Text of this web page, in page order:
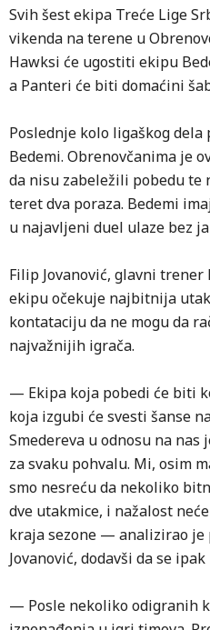
Svih šest ekipa Treće Lige
vikenda na terene u
Hawksi će ugostiti ekipu
a Panteri će biti domaćini
Poslednje kolo ligaškog
Bedemi. Obrenovčanima je
da nisu zabeležili pobedu te
teret dva poraza. Bedemi
u najavljeni duel ulaze bez
Filip Jovanović, glavni
ekipu očekuje najbitnija
kontataciju da ne mogu da
najvažnijih igrača.
— Ekipa koja pobedi će biti
koja izgubi će svesti šanse
Smedereva u odnosu na nas
za svaku pohvalu. Mi, osim
smo nesreću da nekoliko
dve utakmice, i nažalost
kraja sezone — analizirao je
Jovanović, dodavši da se
— Posle nekoliko odigranih